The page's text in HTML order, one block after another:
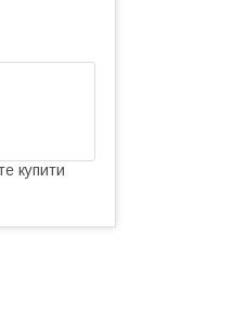
купити